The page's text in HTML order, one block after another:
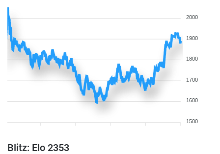
2000
1900
1800
1700
1600
1500
Blitz: Elo 2353